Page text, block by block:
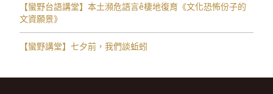
【蠻野台語講堂】本土瀕危語言ê棲地復育《文化恐怖份子的
文資願景》
【蠻野講堂】七夕前，我們談蚯蚓